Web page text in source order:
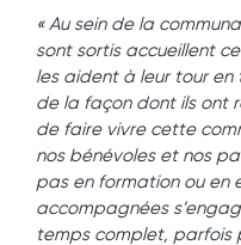
« Au sein de la
sont sortis accueillent
les aident à leur tour
de la façon dont ils ont
de faire vivre cette
nos bénévoles et nos
pas en formation ou en
accompagnées
temps complet, parfois